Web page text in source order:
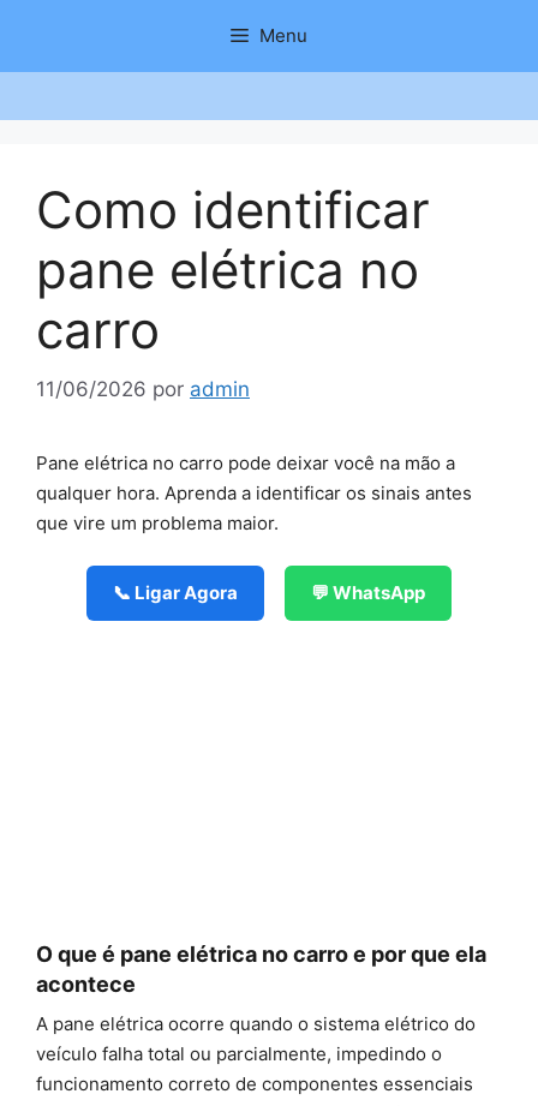
o
Menu
Como identificar
pane elétrica no
carro
11/06/2026 por admin
Pane elétrica no carro pode deixar você na mão a
qualquer hora. Aprenda a identificar os sinais antes
que vire um problema maior.
📞 Ligar Agora 💬 WhatsApp
O que é pane elétrica no carro e por que ela
acontece
A pane elétrica ocorre quando o sistema elétrico do
veículo falha total ou parcialmente, impedindo o
funcionamento correto de componentes essenciais